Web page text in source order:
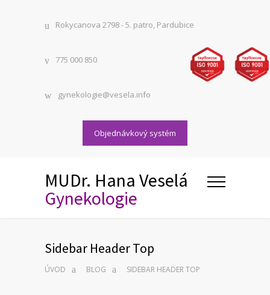
Rokycanova 2798 - 5. patro, Pardubice
775 000 850
gynekologie@vesela.info
Objednávkový systém
MUDr. Hana Veselá
Gynekologie
Sidebar Header Top
ÚVOD BLOG SIDEBAR HEADER TOP